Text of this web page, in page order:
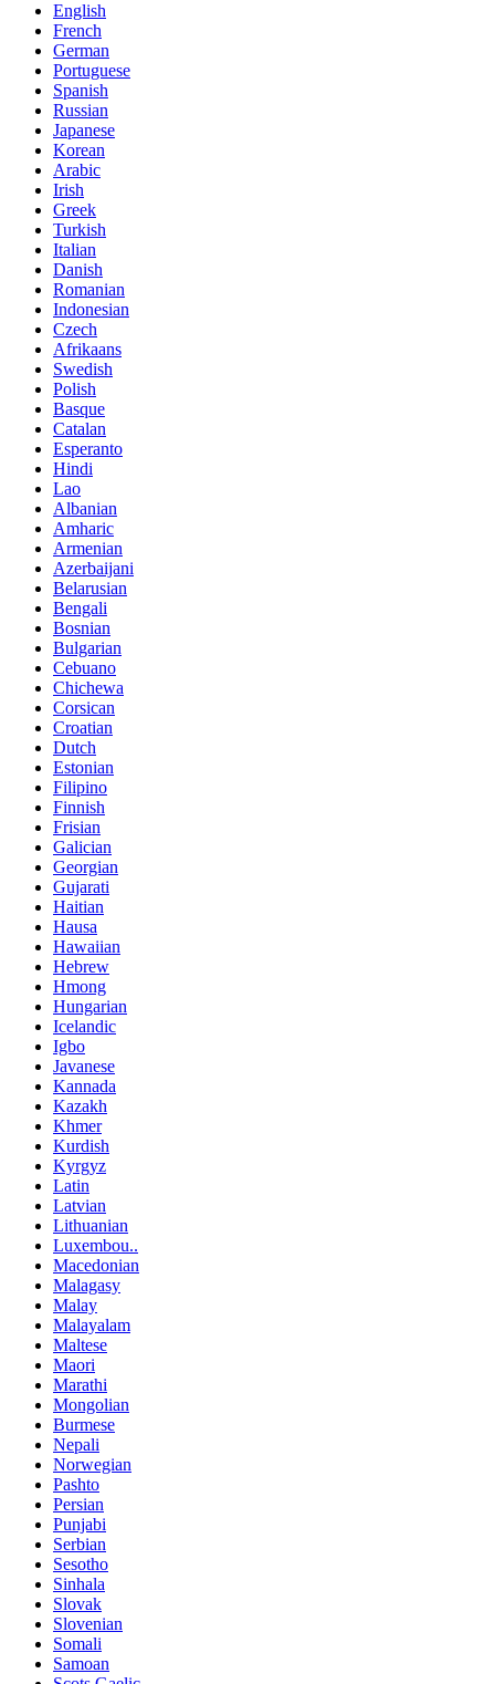
English
French
German
Portuguese
Spanish
Russian
Japanese
Korean
Arabic
Irish
Greek
Turkish
Italian
Danish
Romanian
Indonesian
Czech
Afrikaans
Swedish
Polish
Basque
Catalan
Esperanto
Hindi
Lao
Albanian
Amharic
Armenian
Azerbaijani
Belarusian
Bengali
Bosnian
Bulgarian
Cebuano
Chichewa
Corsican
Croatian
Dutch
Estonian
Filipino
Finnish
Frisian
Galician
Georgian
Gujarati
Haitian
Hausa
Hawaiian
Hebrew
Hmong
Hungarian
Icelandic
Igbo
Javanese
Kannada
Kazakh
Khmer
Kurdish
Kyrgyz
Latin
Latvian
Lithuanian
Luxembou..
Macedonian
Malagasy
Malay
Malayalam
Maltese
Maori
Marathi
Mongolian
Burmese
Nepali
Norwegian
Pashto
Persian
Punjabi
Serbian
Sesotho
Sinhala
Slovak
Slovenian
Somali
Samoan